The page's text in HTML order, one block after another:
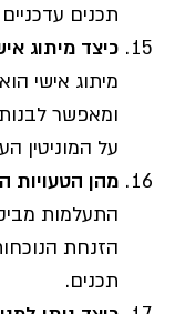
תכנים עדכניים
כיצד מיתוג
מיתוג אישי
ומאפשר
על המוניטין
מהן הטעויות
התעלמות
הזנחת
תכנים.